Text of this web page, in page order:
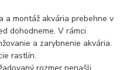
a montáž akvária prebehne v
dohodneme. V rámci
a zarybnenie akvária.
rastlín.